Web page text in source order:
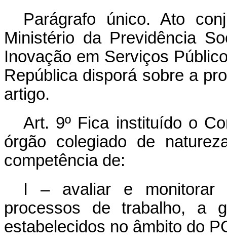
Parágrafo único. Ato
Ministério da Previdência
Inovação em Serviços
República disporá sobre a
artigo.
Art. 9º Fica instituído o
órgão colegiado de
competência de:
I – avaliar e monitorar
processos de trabalho, a
estabelecidos no âmbito do